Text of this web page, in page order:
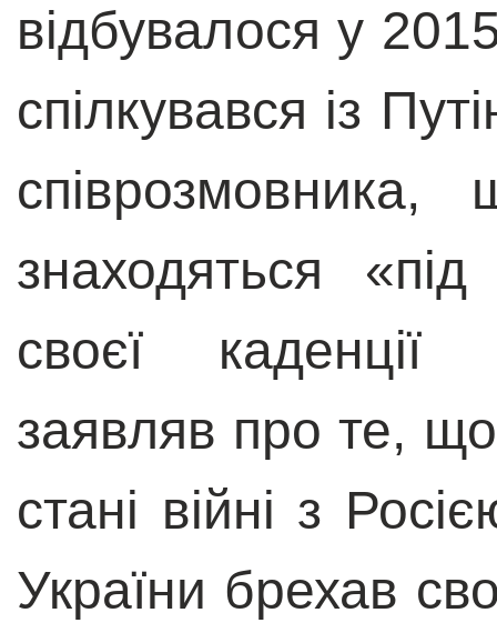
відбувалося у
спілкувався із
знаходяться
своєї каденції
заявляв про те,
стані війні з
України брехав